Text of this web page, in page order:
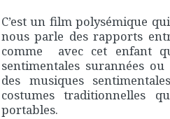
C’est un film polysémique
nous parle des rapports
comme avec cet enfant
sentimentales surannées
des musiques
costumes traditionnelles
portables.